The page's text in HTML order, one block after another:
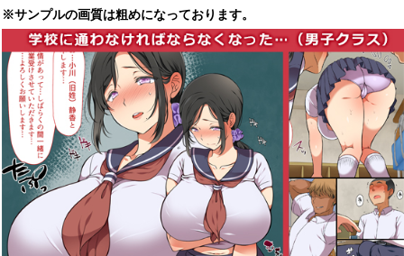
※サンプルの画質は粗めになっております。